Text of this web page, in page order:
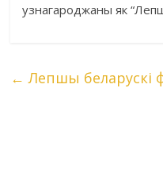
узнагароджаны як
← Лепшы беларускі